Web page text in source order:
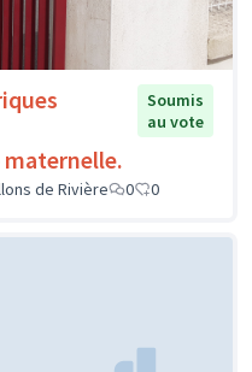
Soumis
au vote
de Rivière 0 0